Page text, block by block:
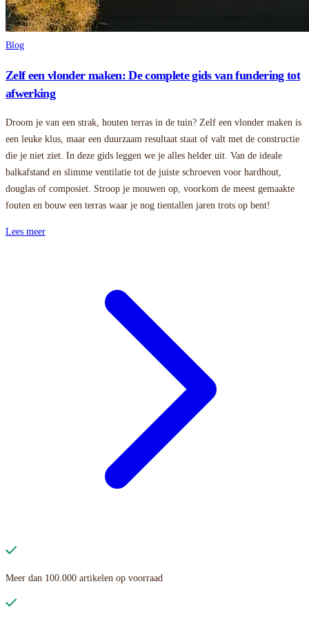
Blog
Zelf een vlonder maken: De complete gids van fundering tot
afwerking
Droom je van een strak, houten terras in de tuin? Zelf een vlonder maken is
een leuke klus, maar een duurzaam resultaat staat of valt met de constructie
die je niet ziet. In deze gids leggen we je alles helder uit. Van de ideale
balkafstand en slimme ventilatie tot de juiste schroeven voor hardhout,
douglas of composiet. Stroop je mouwen op, voorkom de meest gemaakte
fouten en bouw een terras waar je nog tientallen jaren trots op bent!
Lees meer
Meer dan 100.000 artikelen op voorraad